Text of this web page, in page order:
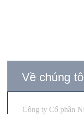
Về chúng
Công ty Cổ phần